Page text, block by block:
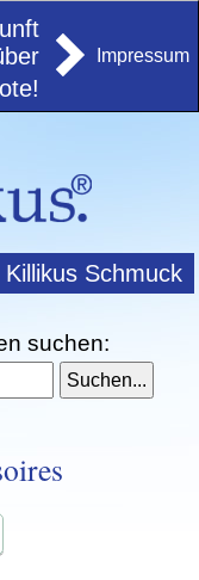
Impressum
Killikus Schmuck
suchen: